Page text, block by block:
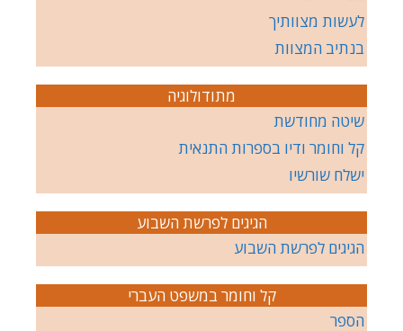
לעשות מצוותיך
בנתיב המצוות
מתודולוגיה
שיטה מחודשת
קל וחומר ודיו בספרות התנאית
ישלח שורשיו
הגיגים לפרשת השבוע
הגיגים לפרשת השבוע
קל וחומר במשפט העברי
הספר